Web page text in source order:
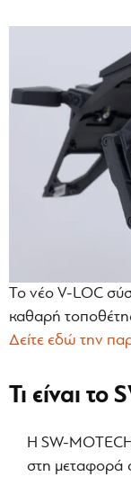
Το νέο V-LOC
καθαρή
Δείτε εδώ την
Τι είναι
Η SW-
στη μεταφορά